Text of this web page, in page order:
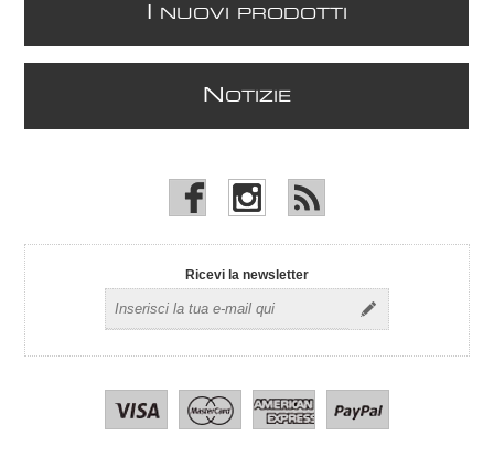
NUOVI PRODOTTI
N OTIZIE
Ricevi la newsletter